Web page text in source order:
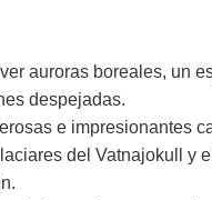
auroras boreales, un
despejadas.
e impresionantes
del Vatnajokull y